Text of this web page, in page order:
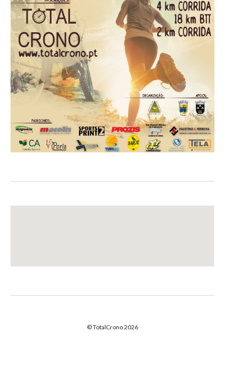
© TotalCrono 2026